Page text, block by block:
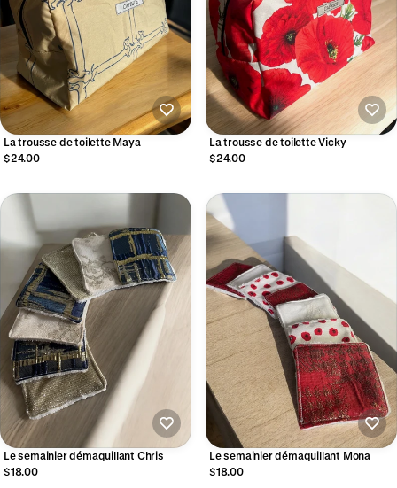
La trousse de toilette Maya
$24.00
La trousse de toilette Vicky
$24.00
Le semainier démaquillant Chris
$18.00
Le semainier démaquillant Mona
$18.00